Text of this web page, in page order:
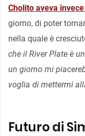
Cholito aveva
giorno, di poter
nella quale è
che il River Plate è
un giorno mi
voglia di mettermi
Futuro di